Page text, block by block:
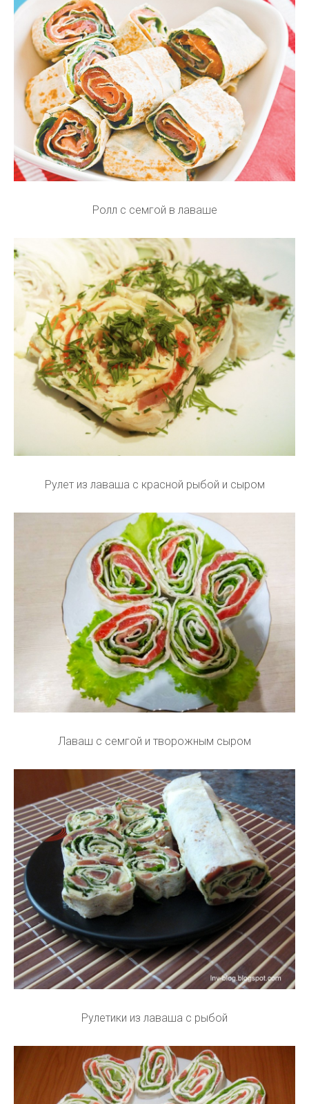
Ролл с семгой в лаваше
Рулет из лаваша с красной рыбой и сыром
Лаваш с семгой и творожным сыром
Рулетики из лаваша с рыбой